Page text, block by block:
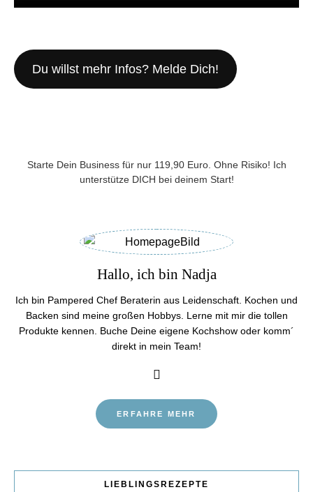
Du willst mehr Infos? Melde Dich!
Starte Dein Business für nur 119,90 Euro. Ohne Risiko! Ich
unterstütze DICH bei deinem Start!
Hallo, ich bin Nadja
Ich bin Pampered Chef Beraterin aus Leidenschaft. Kochen und
Backen sind meine großen Hobbys. Lerne mit mir die tollen
Produkte kennen. Buche Deine eigene Kochshow oder komm´
direkt in mein Team!
ERFAHRE MEHR
LIEBLINGSREZEPTE